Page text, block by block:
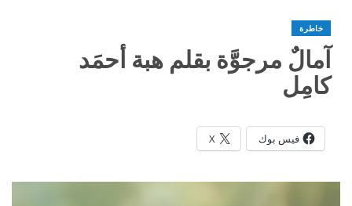
خاطرة
آمالٌ مرجوَّة بقلم هبة أحمَد
كامِل
فيس بوك X